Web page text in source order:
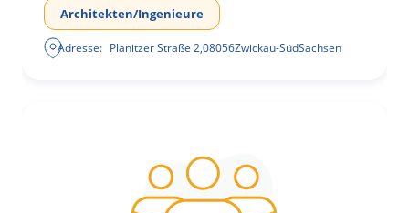
Architekten/Ingenieure
Adresse: Planitzer Straße 2,08056Zwickau-SüdSachsen